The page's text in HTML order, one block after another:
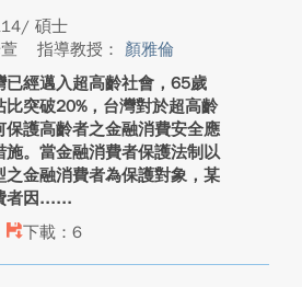
碩士
指導教授： 顏雅倫
已經邁入超高齡社會，65歲
比突破20%，台灣對於超高齡
保護高齡者之金融消費安全應
施。當金融消費者保護法制以
之金融消費者為保護對象，某
者因...
下載：6